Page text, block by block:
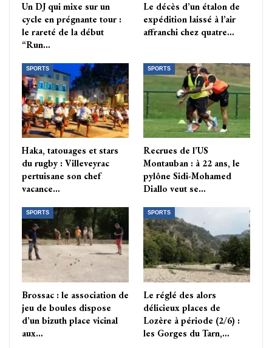
Un DJ qui mixe sur un
cycle en prégnante tour :
le rareté de la début
“Run…
Le décès d’un étalon de
expédition laissé à l’air
affranchi chez quatre…
SPORTS
Haka, tatouages et stars
du rugby : Villeveyrac
pertuisane son chef
vacance…
SPORTS
Recrues de l’US
Montauban : à 22 ans, le
pylône Sidi-Mohamed
Diallo veut se…
SPORTS
Brossac : le association de
jeu de boules dispose
d’un bizuth place vicinal
aux…
SPORTS
Le réglé des alors
délicieux places de
Lozère à période (2/6) :
les Gorges du Tarn,…